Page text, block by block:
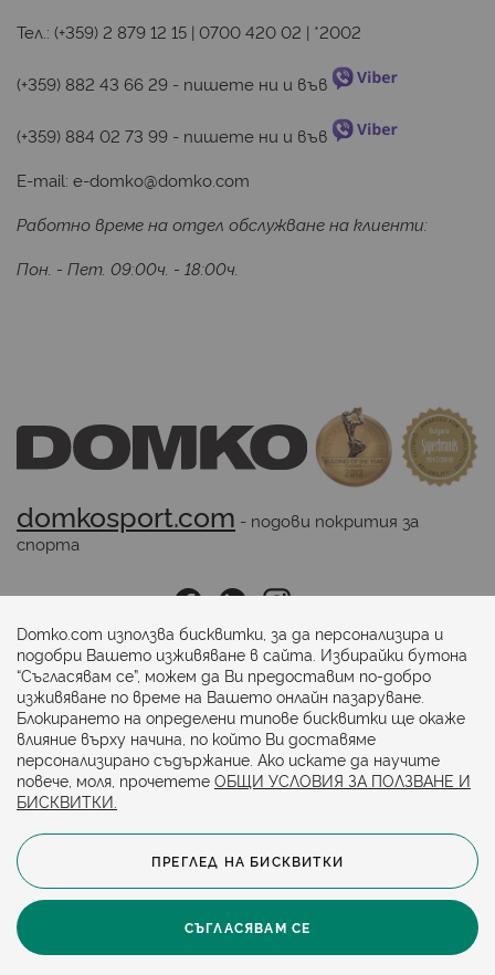
Тел.: (+359) 2 879 12 15 | 0700 420 02 | *2002
(+359) 882 43 66 29 - пишете ни и във
(+359) 884 02 73 99 - пишете ни и във
E-mail: e-domko@domko.com
Работно време на отдел обслужване на клиенти:
Пон. - Пет. 09:00ч. - 18:00ч.
domkosport.com - подови покрития за
спорта
Последвайте ни:
Начини на плащане:
© 2024. Всички права запазени.
Общи условия
Политика за бисквитки
Domko.com използва бисквитки, за да персонализира и
подобри Вашето изживяване в сайта. Избирайки бутона
“Съгласявам се”, можем да Ви предоставим по-добро
изживяване по време на Вашето онлайн пазаруване.
Блокирането на определени типове бисквитки ще окаже
влияние върху начина, по който Ви доставяме
персонализирано съдържание. Ако искате да научите
повече, моля, прочетете ОБЩИ УСЛОВИЯ ЗА ПОЛЗВАНЕ И
БИСКВИТКИ.
СЪГЛАСЯВАМ СЕ
ПРЕГЛЕД НА БИСКВИТКИ